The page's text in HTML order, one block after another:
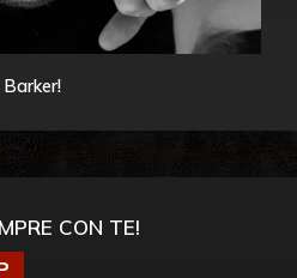
CON TE!